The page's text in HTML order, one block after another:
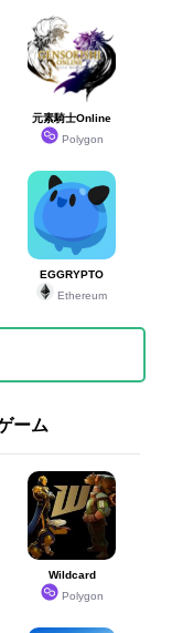
元素騎士Online
Polygon
EGGRYPTO
Ethereum
ーム
Wildcard
Polygon